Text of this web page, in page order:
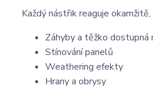
Každý nástřik reaguje
Záhyby a těžko dostupná
Stínování panelů
Weathering efekty
Hrany a obrysy